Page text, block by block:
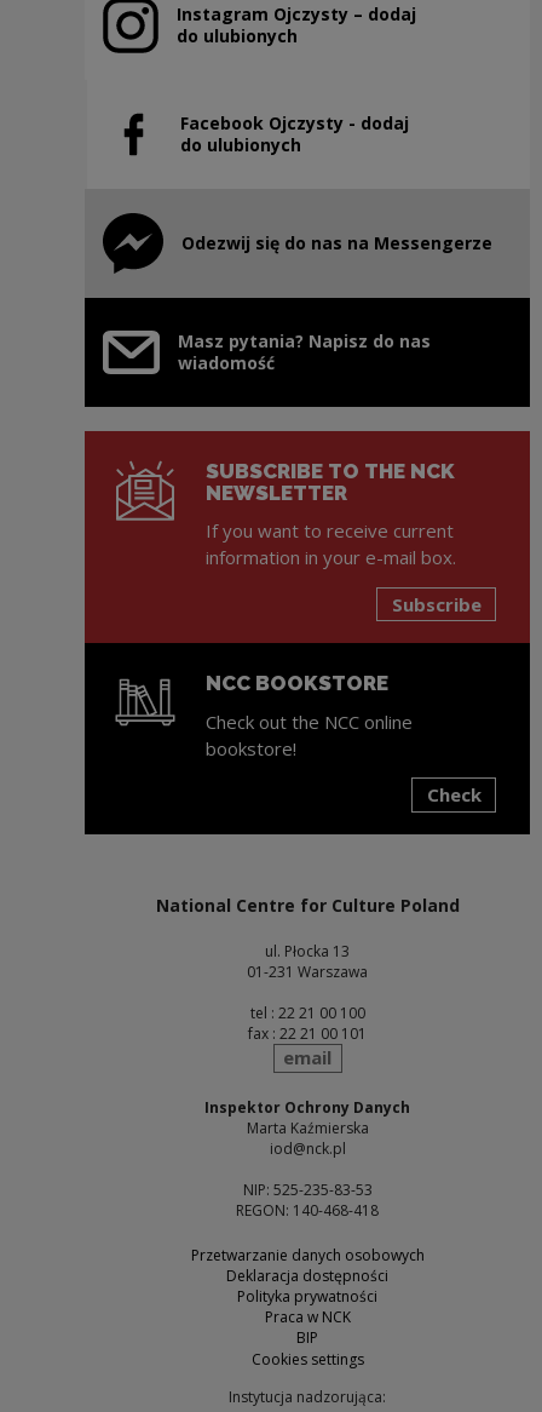
Instagram Ojczysty – dodaj
do ulubionych
Note, the link will open in a new window
Facebook Ojczysty - dodaj
do ulubionych
Note, the link will open in a new window
Odezwij się do nas na Messengerze
Note, the link will open in a new window
Masz pytania? Napisz do nas
wiadomość
SUBSCRIBE TO THE NCK
NEWSLETTER
If you want to receive current
information in your e-mail box.
Subscribe
NCC BOOKSTORE
Check out the NCC online
bookstore!
Check
National Centre for Culture Poland
ul. Płocka 13
01-231 Warszawa
tel : 22 21 00 100
fax : 22 21 00 101
send
email
Inspektor Ochrony Danych
Marta Kaźmierska
iod@nck.pl
NIP: 525-235-83-53
REGON: 140-468-418
Przetwarzanie danych osobowych
Deklaracja dostępności
Polityka prywatności
Praca w NCK
BIP
Cookies settings
Instytucja nadzorująca: